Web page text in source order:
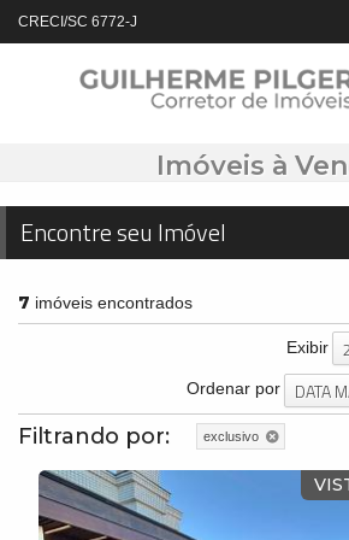
CRECI/SC 6772-J
Imóveis à
Encontre seu Imóvel
7 imóveis encontrados
Exibir
Ordenar por DATA
Filtrando por: exclusivo